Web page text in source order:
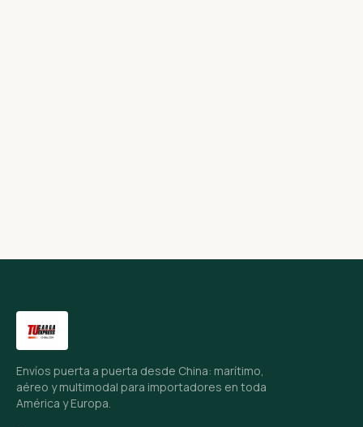
Envíos puerta a puerta desde China: marítimo,
aéreo y multimodal para importadores en toda
América y Europa.